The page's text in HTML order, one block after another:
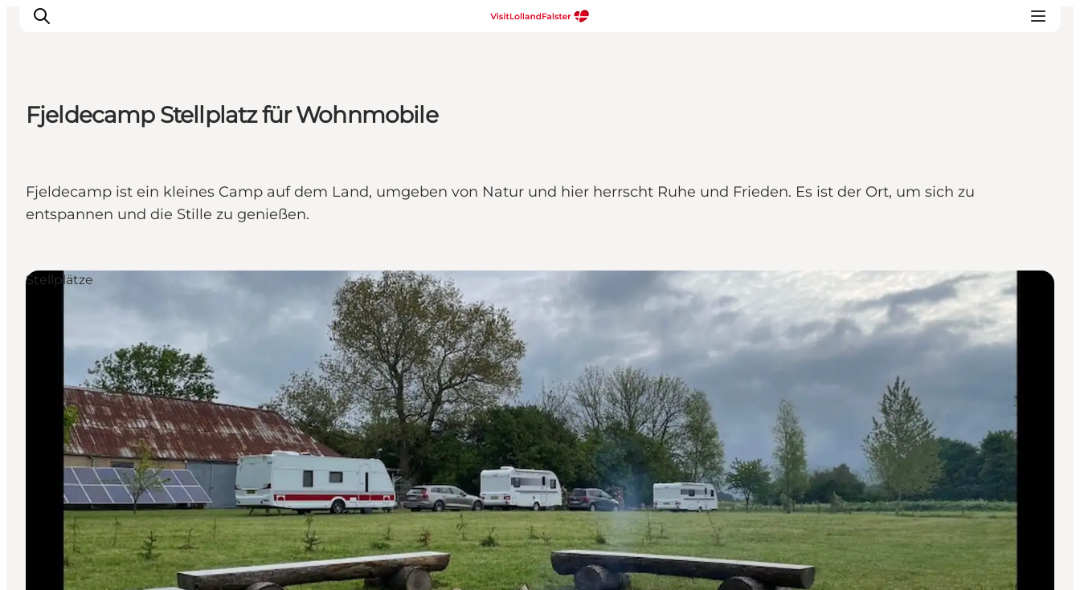
Kultur
Gastronomie
Urlaubsplaner
Fjeldecamp Stellplatz für Wohnmobile
Fjeldecamp ist ein kleines Camp auf dem Land, umgeben von Natur und hier herrscht Ruhe und Frieden. Es ist der Ort, um sich zu
entspannen und die Stille zu genießen.
Stellplätze